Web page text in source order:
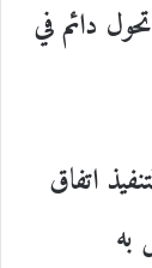
دائم في
اتفاق
به